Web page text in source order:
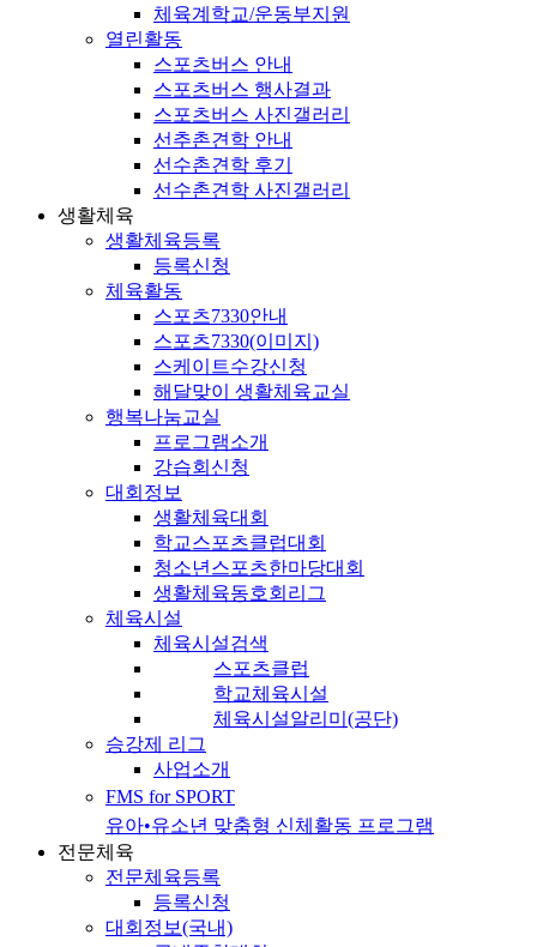
체육계학교/운동부지원
열린활동
스포츠버스 안내
스포츠버스 행사결과
스포츠버스 사진갤러리
선추촌견학 안내
선수촌견학 후기
선수촌견학 사진갤러리
생활체육
생활체육등록
등록신청
체육활동
스포츠7330안내
스포츠7330(이미지)
스케이트수강신청
해달맞이 생활체육교실
행복나눔교실
프로그램소개
강습회신청
대회정보
생활체육대회
학교스포츠클럽대회
청소년스포츠한마당대회
생활체육동호회리그
체육시설
체육시설검색
스포츠클럽
학교체육시설
체육시설알리미(공단)
승강제 리그
사업소개
FMS for SPORT
유아•유소년 맞춤형 신체활동 프로그램
전문체육
전문체육등록
등록신청
대회정보(국내)